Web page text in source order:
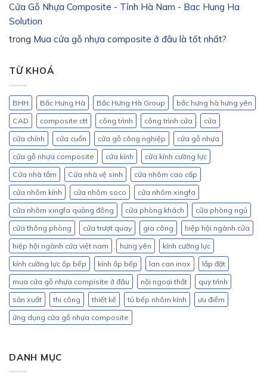
Cửa Gỗ Nhựa Composite - Tỉnh Hà Nam - Bac Hung Ha
Solution
trong Mua cửa gỗ nhựa composite ở đâu là tốt nhất?
TỪ KHOÁ
BHH Bắc Hưng Hà Bắc Hưng Hà Group
bắc hưng hà hưng yên
CAD
composite ctt công trình công trình cửa
cửa
cửa chính
cửa cuốn cửa gỗ công nghiệp
cửa gỗ nhựa
cửa gỗ nhựa composite
cửa kính
cửa kính cường lực
Cửa nhà tắm
Cửa nhà vệ sinh
cửa nhôm cao cấp
cửa nhôm kính
cửa nhôm soco
cửa nhôm xingfa
cửa nhôm xingfa quảng đông
cửa phòng khách
cửa phòng ngủ
cửa thông phòng
cửa trượt quay gia công
hiệp hội ngành cửa
hiệp hội ngành cửa việt nam
hưng yên
kính cường lực
kính cường lực ốp bếp
kính ốp bếp lan can inox
lắp đặt
mua cửa gỗ nhựa compisite ở đâu
nội ngoại thất
quy trình
sản xuất
thi công thiết kế tủ bếp nhôm kính
ưu điểm
ứng dụng cửa gỗ nhựa composite
DANH MỤC